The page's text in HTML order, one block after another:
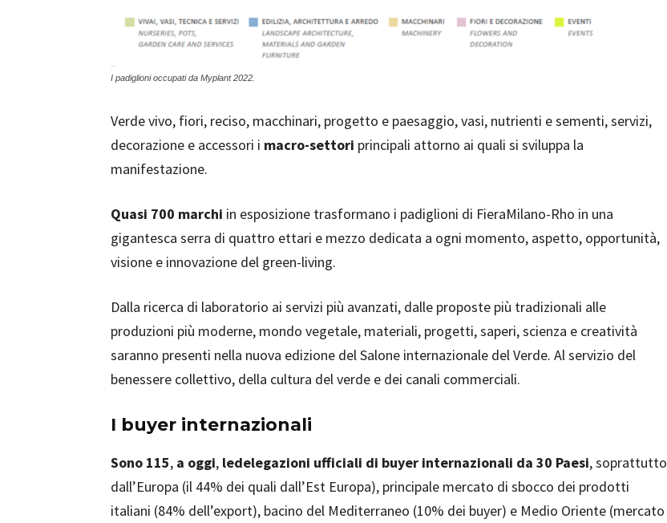
I padiglioni occupati da Myplant 2022.
Verde vivo, fiori, reciso, macchinari, progetto e paesaggio, vasi, nutrienti e sementi, servizi,
decorazione e accessori i macro-settori principali attorno ai quali si sviluppa la
manifestazione.
Quasi 700 marchi in esposizione trasformano i padiglioni di FieraMilano-Rho in una
gigantesca serra di quattro ettari e mezzo dedicata a ogni momento, aspetto, opportunità,
visione e innovazione del green-living.
Dalla ricerca di laboratorio ai servizi più avanzati, dalle proposte più tradizionali alle
produzioni più moderne, mondo vegetale, materiali, progetti, saperi, scienza e creatività
saranno presenti nella nuova edizione del Salone internazionale del Verde. Al servizio del
benessere collettivo, della cultura del verde e dei canali commerciali.
I buyer internazionali
Sono 115, a oggi, ledelegazioni ufficiali di buyer internazionali da 30 Paesi, soprattutto
dall’Europa (il 44% dei quali dall’Est Europa), principale mercato di sbocco dei prodotti
italiani (84% dell’export), bacino del Mediterraneo (10% dei buyer) e Medio Oriente (mercato